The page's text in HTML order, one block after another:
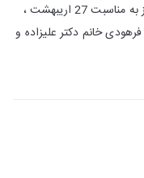
پادکست دفتر منتورینگ دانشکده پزشکی تبریز به مناسبت 27 اریبهشت ،
خانم دکتر علیزاده و